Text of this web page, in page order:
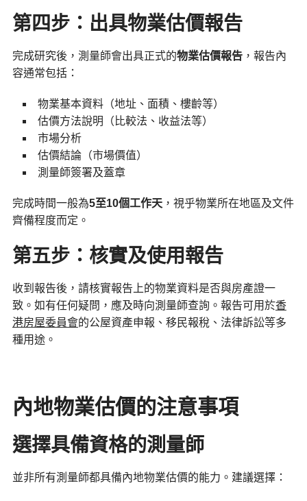
第四步：出具物業估價報告
完成研究後，測量師會出具正式的物業估價報告，報告內
容通常包括：
物業基本資料（地址、面積、樓齡等）
估價方法說明（比較法、收益法等）
市場分析
估價結論（市場價值）
測量師簽署及蓋章
完成時間一般為5至10個工作天，視乎物業所在地區及文件
齊備程度而定。
第五步：核實及使用報告
收到報告後，請核實報告上的物業資料是否與房產證一
致。如有任何疑問，應及時向測量師查詢。報告可用於香
港房屋委員會的公屋資產申報、移民報稅、法律訴訟等多
種用途。
內地物業估價的注意事項
選擇具備資格的測量師
並非所有測量師都具備內地物業估價的能力。建議選擇：